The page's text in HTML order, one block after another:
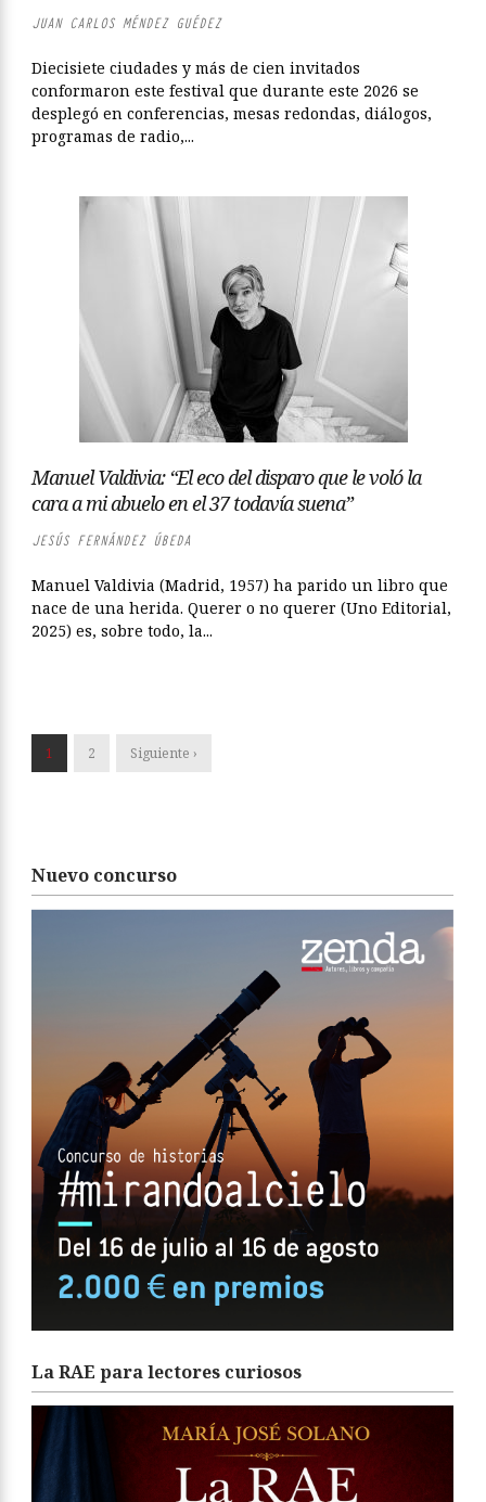
JUAN CARLOS MÉNDEZ GUÉDEZ
Diecisiete ciudades y más de cien invitados
conformaron este festival que durante este 2026 se
desplegó en conferencias, mesas redondas, diálogos,
programas de radio,...
Manuel Valdivia: “El eco del disparo que le voló la
cara a mi abuelo en el 37 todavía suena”
JESÚS FERNÁNDEZ ÚBEDA
Manuel Valdivia (Madrid, 1957) ha parido un libro que
nace de una herida. Querer o no querer (Uno Editorial,
2025) es, sobre todo, la...
1 2 Siguiente ›
Nuevo concurso
La RAE para lectores curiosos